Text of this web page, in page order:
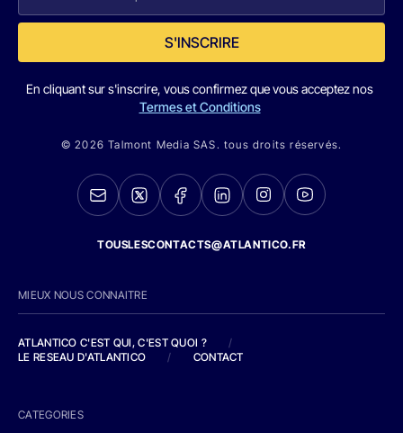
S'INSCRIRE
En cliquant sur s'inscrire, vous confirmez que vous acceptez nos
Termes et Conditions
© 2026 Talmont Media SAS. tous droits réservés.
TOUSLESCONTACTS@ATLANTICO.FR
MIEUX NOUS CONNAITRE
ATLANTICO C'EST QUI, C'EST QUOI ?
/
LE RESEAU D'ATLANTICO
/ CONTACT
CATEGORIES